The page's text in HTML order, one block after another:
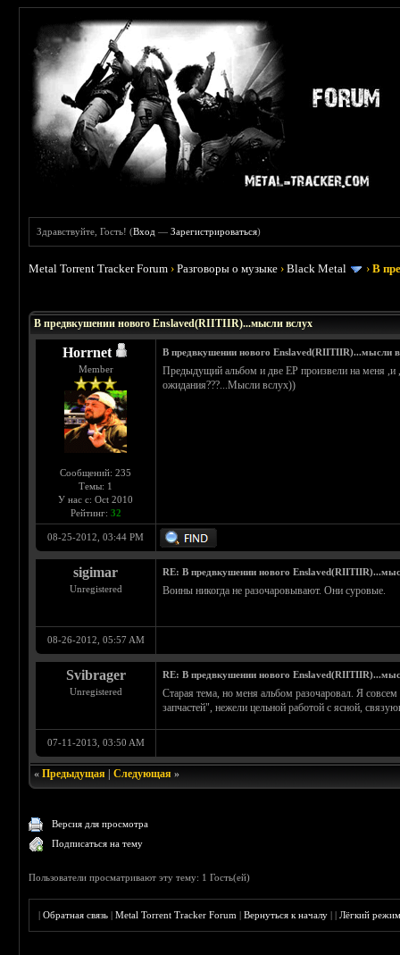
Здравствуйте, Гость! (Вход —Зарегистрироваться)
Metal Torrent Tracker Forum ›Разговоры о музыке ›Black Metal ›В
В предвкушении нового Enslaved(RIITIIR)...мысли вслух
Horrnet
Member
Сообщений: 235
Темы: 1
У нас с: Oct 2010
Рейтинг: 32
В предвкушении нового Enslaved(RIITIIR)...мысли
Предыдущий альбом и две EP произвели на меня ,и
ожидания???...Мысли вслух))
08-25-2012, 03:44 PM
sigimar
Unregistered
RE: В предвкушении нового
Воины никогда не разочаровывают. Они суровые.
08-26-2012, 05:57 AM
Svibrager
Unregistered
RE: В предвкушении нового
Старая тема, но меня альбом разочаровал. Я
запчастей", нежели цельной работой с ясной,
07-11-2013, 03:50 AM
«Предыдущая |Следующая »
Версия для просмотра
Подписаться на тему
Пользователи просматривают эту тему: 1 Гость(ей)
|Обратная связь |Metal Torrent Tracker Forum |Вернуться к началу ||Лёгкий